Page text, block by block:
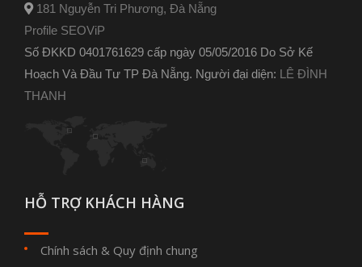
181 Nguyễn Tri Phương, Đà Nẵng
Profile SEOViP
Số ĐKKD 0401761629 cấp ngày 05/05/2016 Do Sở Kế
Hoạch Và Đầu Tư TP Đà Nẵng. Người đại diện: LÊ ĐÌNH
THANH
HỖ TRỢ KHÁCH HÀNG
Chính sách & Quy định chung